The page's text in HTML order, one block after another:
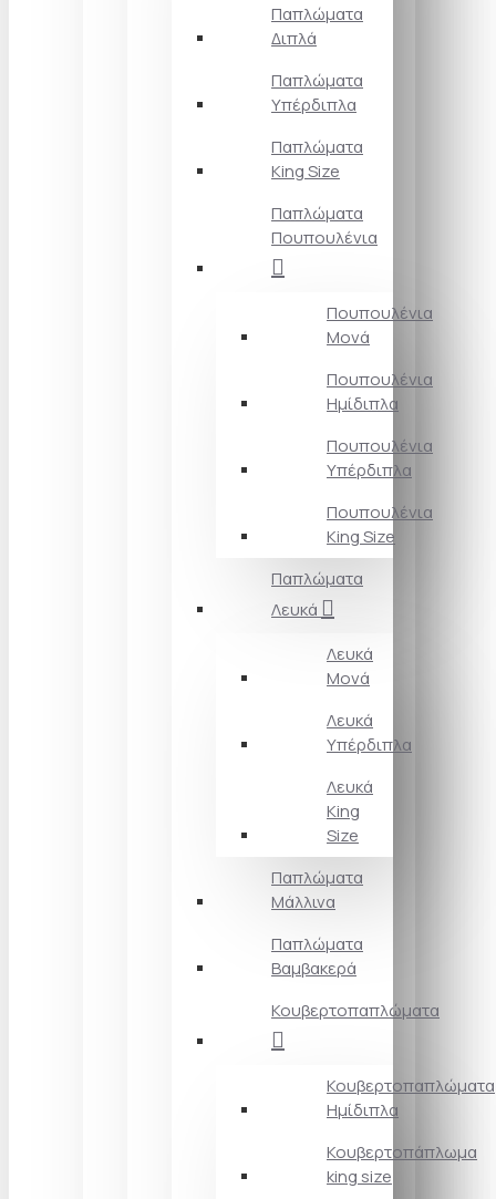
Παπλώματα
Διπλά
Παπλώματα
Υπέρδιπλα
Παπλώματα
King Size
Παπλώματα
Πουπουλένια
Πουπουλένια
Μονά
Πουπουλένια
Ημίδιπλα
Πουπουλένια
Υπέρδιπλα
Πουπουλένια
King Size
Παπλώματα
Λευκά
Λευκά
Μονά
Λευκά
Υπέρδιπλα
Λευκά
King
Size
Παπλώματα
Μάλλινα
Παπλώματα
Βαμβακερά
Κουβερτοπαπλώματα
Κουβερτοπαπλώματα
Ημίδιπλα
Κουβερτοπάπλωμα
king size